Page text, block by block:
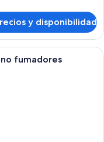
y disponibilidad
de hotel con cama,
fumadores